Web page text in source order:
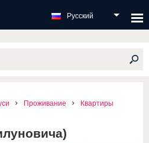
Русский
Проживание Квартиры